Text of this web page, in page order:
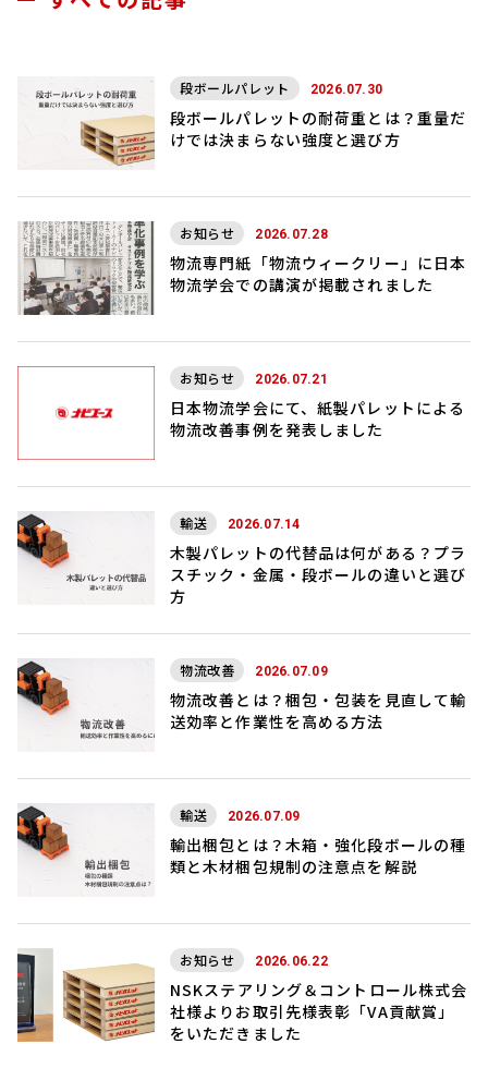
段ボールパレット 2026.07.30
段ボールパレットの耐荷重とは？重量だ
けでは決まらない強度と選び方
お知らせ 2026.07.28
物流専門紙「物流ウィークリー」に日本
物流学会での講演が掲載されました
お知らせ 2026.07.21
日本物流学会にて、紙製パレットによる
物流改善事例を発表しました
輸送 2026.07.14
木製パレットの代替品は何がある？プラ
スチック・金属・段ボールの違いと選び
方
物流改善 2026.07.09
物流改善とは？梱包・包装を見直して輸
送効率と作業性を高める方法
輸送 2026.07.09
輸出梱包とは？木箱・強化段ボールの種
類と木材梱包規制の注意点を解説
お知らせ 2026.06.22
NSKステアリング＆コントロール株式会
社様よりお取引先様表彰「VA貢献賞」
をいただきました